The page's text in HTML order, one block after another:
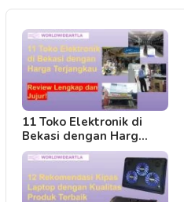
11 Toko Elektronik di
Bekasi dengan Harg…